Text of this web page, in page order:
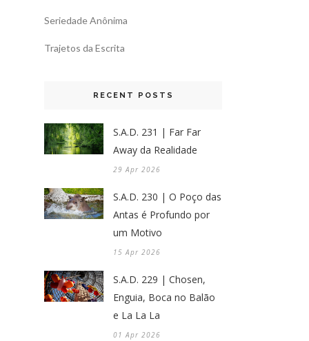
Seriedade Anônima
Trajetos da Escrita
RECENT POSTS
S.A.D. 231 | Far Far
Away da Realidade
29 Apr 2026
S.A.D. 230 | O Poço das
Antas é Profundo por
um Motivo
15 Apr 2026
S.A.D. 229 | Chosen,
Enguia, Boca no Balão
e La La La
01 Apr 2026